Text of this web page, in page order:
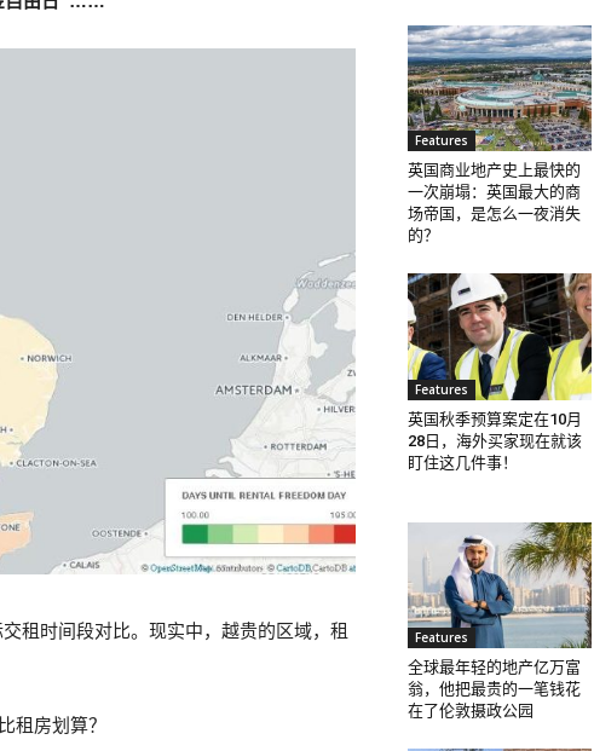
租时间段对比。现实中，越贵的区域，租
房划算？
Features
英国商业地产史上最快的
一次崩塌：英国最大的商
场帝国，是怎么一夜消失
的？
Features
英国秋季预算案定在10月
28日，海外买家现在就该
盯住这几件事！
Features
全球最年轻的地产亿万富
翁，他把最贵的一笔钱花
在了伦敦摄政公园